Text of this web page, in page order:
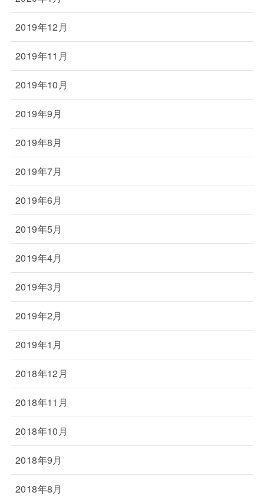
2019年12月
2019年11月
2019年10月
2019年9月
2019年8月
2019年7月
2019年6月
2019年5月
2019年4月
2019年3月
2019年2月
2019年1月
2018年12月
2018年11月
2018年10月
2018年9月
2018年8月